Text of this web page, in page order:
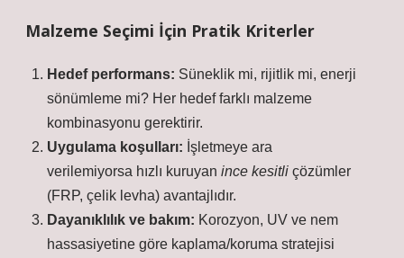
Malzeme Seçimi İçin Pratik Kriterler
Hedef performans: Süneklik mi, rijitlik mi, enerji
sönümleme mi? Her hedef farklı malzeme
kombinasyonu gerektirir.
Uygulama koşulları: İşletmeye ara
verilemiyorsa hızlı kuruyan ince kesitli çözümler
(FRP, çelik levha) avantajlıdır.
Dayanıklılık ve bakım: Korozyon, UV ve nem
hassasiyetine göre kaplama/koruma stratejisi